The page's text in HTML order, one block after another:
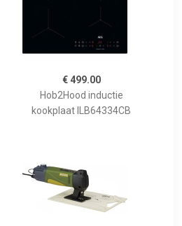
€ 499.00
Hob2Hood inductie
kookplaat ILB64334CB